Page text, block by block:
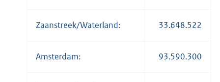
Zaanstreek/Waterland: 33.648.522
Amsterdam: 93.590.300